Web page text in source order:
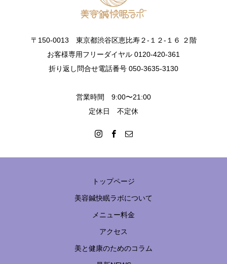
〒150-0013 東京都渋谷区恵比寿２-１２-１６ ２階
お客様専用フリーダイヤル 0120-420-361
折り返し問合せ電話番号 050-3635-3130
営業時間 9:00〜21:00
定休日 不定休
トップページ
美容鍼快眠ラボについて
メニュー料金
アクセス
美と健康のためのコラム